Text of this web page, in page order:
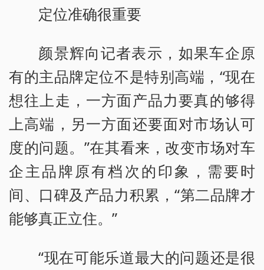
定位准确很重要
颜景辉向记者表示，如果车企原
有的主品牌定位不是特别高端，“现在
想往上走，一方面产品力要真的够得
上高端，另一方面还要面对市场认可
度的问题。”在其看来，改变市场对车
企主品牌原有档次的印象，需要时
间、口碑及产品力积累，“第二品牌才
能够真正立住。”
“现在可能乐道最大的问题还是很